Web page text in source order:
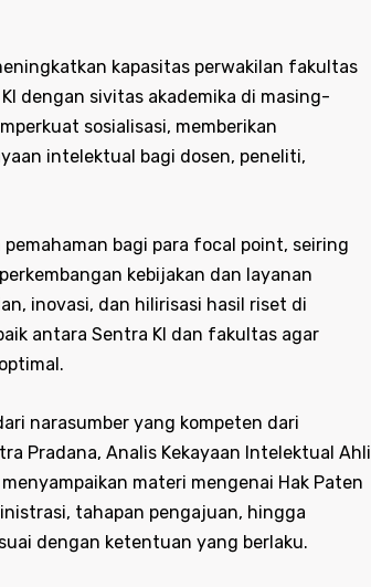
kapasitas perwakilan fakultas
dengan sivitas akademika di masing-
sosialisasi, memberikan
intelektual bagi dosen, peneliti,
bagi para focal point, seiring
kebijakan dan layanan
inovasi, dan hilirisasi hasil riset di
antara Sentra KI dan fakultas agar
narasumber yang kompeten dari
Pradana, Analis Kekayaan Intelektual Ahli
materi mengenai Hak Paten
tahapan pengajuan, hingga
dengan ketentuan yang berlaku.